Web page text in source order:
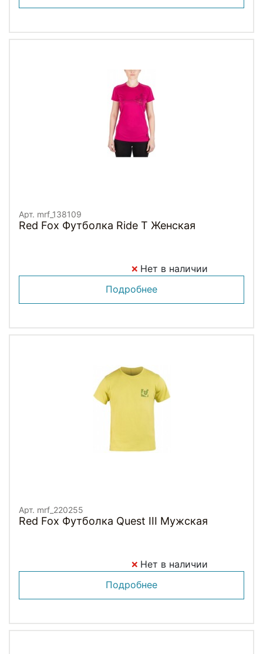
Арт. mrf_138109
Red Fox Футболка Ride T Женская
Нет в наличии
Подробнее
Арт. mrf_220255
Red Fox Футболка Quest III Мужская
Нет в наличии
Подробнее